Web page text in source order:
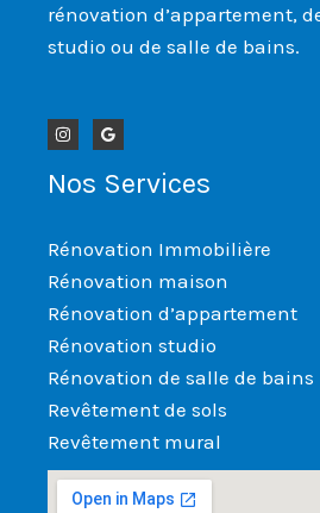
rénovation d’appartement,
studio ou de salle de bains.
Nos Services
Rénovation Immobilière
Rénovation maison
Rénovation d’appartement
Rénovation studio
Rénovation de salle de bains
Revêtement de sols
Revêtement mural